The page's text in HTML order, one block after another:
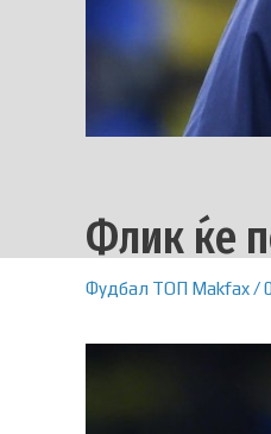
Флик ќе
Фудбал ТОП Makfax/